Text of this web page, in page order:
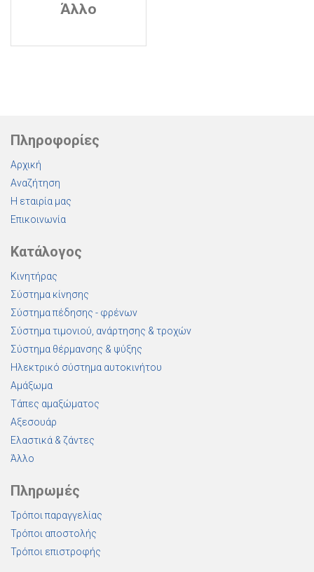
Άλλο
Πληροφορίες
Αρχική
Αναζήτηση
Η εταιρία μας
Επικοινωνία
Κατάλογος
Κινητήρας
Σύστημα κίνησης
Σύστημα πέδησης - φρένων
Σύστημα τιμονιού, ανάρτησης & τροχών
Σύστημα θέρμανσης & ψύξης
Ηλεκτρικό σύστημα αυτοκινήτου
Αμάξωμα
Τάπες αμαξώματος
Αξεσουάρ
Ελαστικά & ζάντες
Άλλο
Πληρωμές
Τρόποι παραγγελίας
Τρόποι αποστολής
Τρόποι επιστροφής